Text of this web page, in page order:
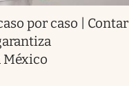
por caso | Contar
México